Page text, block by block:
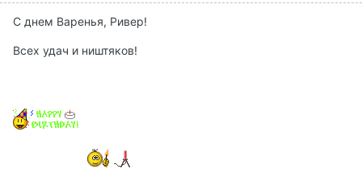
С днем Варенья, Ривер!
Всех удач и ништяков!